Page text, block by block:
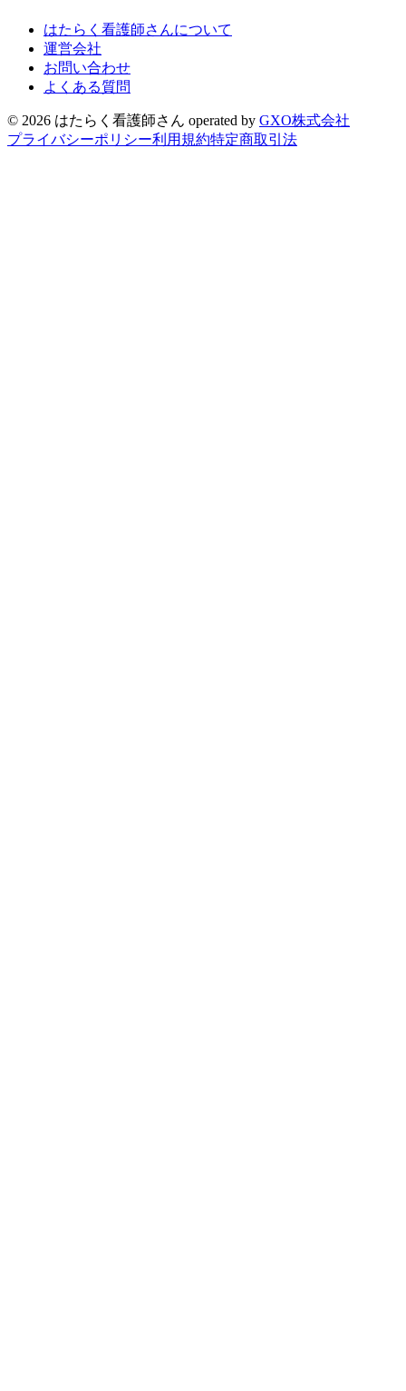
はたらく看護師さんについて
運営会社
お問い合わせ
よくある質問
© 2026 はたらく看護師さん operated by GXO株式会社
プライバシーポリシー利用規約特定商取引法